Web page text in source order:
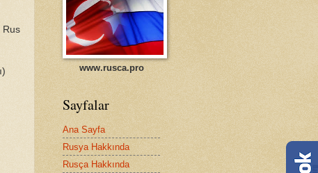
Rus
www.rusca.pro
Sayfalar
Ana Sayfa
Rusya Hakkında
Rusça Hakkında